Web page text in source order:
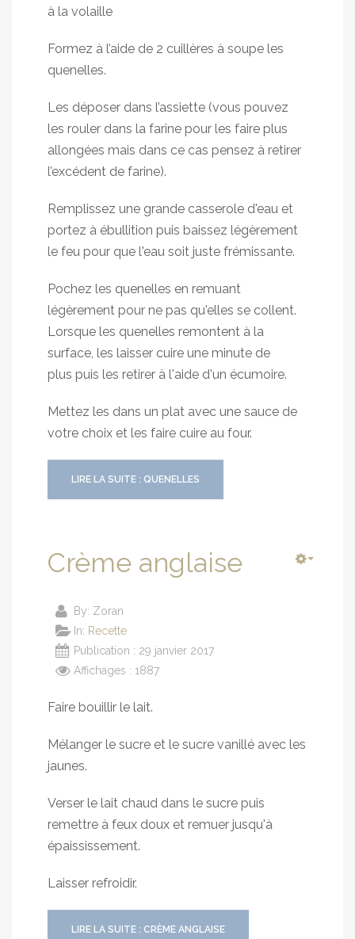
à la volaille
Formez à l’aide de 2 cuillères à soupe les
quenelles.
Les déposer dans l’assiette (vous pouvez
les rouler dans la farine pour les faire plus
allongées mais dans ce cas pensez à retirer
l’excédent de farine).
Remplissez une grande casserole d'eau et
portez à ébullition puis baissez légèrement
le feu pour que l'eau soit juste frémissante.
Pochez les quenelles en remuant
légèrement pour ne pas qu'elles se collent.
Lorsque les quenelles remontent à la
surface, les laisser cuire une minute de
plus puis les retirer à l'aide d'un écumoire.
Mettez les dans un plat avec une sauce de
votre choix et les faire cuire au four.
LIRE LA SUITE : QUENELLES
Crème anglaise
By: Zoran
In: Recette
Publication : 29 janvier 2017
Affichages : 1887
Faire bouillir le lait.
Mélanger le sucre et le sucre vanillé avec les
jaunes.
Verser le lait chaud dans le sucre puis
remettre à feux doux et remuer jusqu'à
épaississement.
Laisser refroidir.
LIRE LA SUITE : CRÈME ANGLAISE